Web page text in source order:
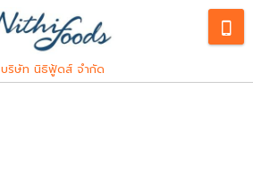
บริษัท นิธิฟู้ดส์ จำกัด